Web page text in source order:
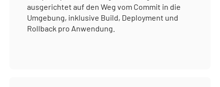
ausgerichtet auf den Weg vom Commit in die
Umgebung, inklusive Build, Deployment und
Rollback pro Anwendung.